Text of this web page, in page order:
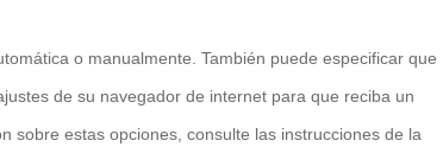
o manualmente. También puede especificar que
de su navegador de internet para que reciba un
sobre estas opciones, consulte las instrucciones de la